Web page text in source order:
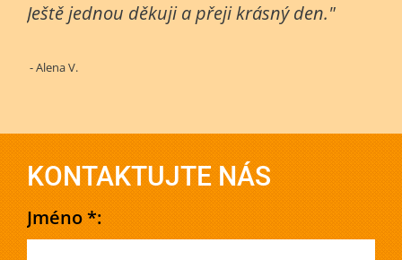
Ještě jednou děkuji a přeji krásný den."
- Alena V.
KONTAKTUJTE NÁS
Jméno *: